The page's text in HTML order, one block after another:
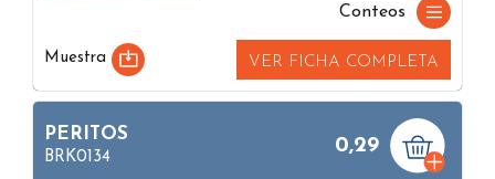
Conteos
Muestra VER FICHA COMPLETA
PERITOS
BRK0134
0,29